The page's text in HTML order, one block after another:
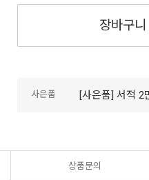
장바구니
사은품 [사은품] 서적
상품문의